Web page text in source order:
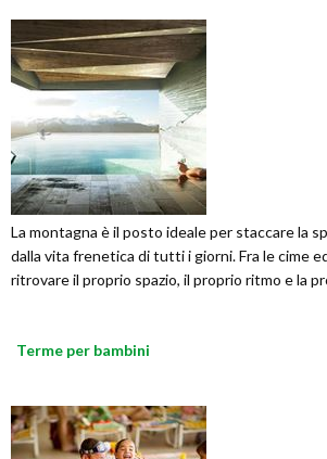
La montagna è il posto ideale per staccare la
dalla vita frenetica di tutti i giorni. Fra le cime
ritrovare il proprio spazio, il proprio ritmo e la
Terme per bambini